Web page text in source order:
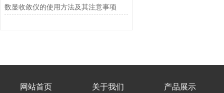
数显收敛仪的使用方法及其注意事项
网站首页 关于我们 产品展示